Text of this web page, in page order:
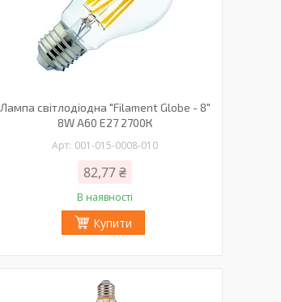
Лампа світлодіодна "Filament Globe - 8"
8W A60 Е27 2700К
001-015-0008-010
82,77 ₴
В наявності
Купити